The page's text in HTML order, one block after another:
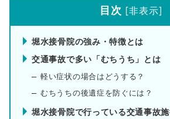
目次 [非表示]
堀水接骨院の強み・特徴とは
交通事故で多い「むちうち」とは
軽い症状の場合はどうする？
むちうちの後遺症を防ぐには？
堀水接骨院で行っている交通事故